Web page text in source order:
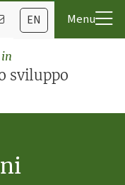
EN
sviluppo